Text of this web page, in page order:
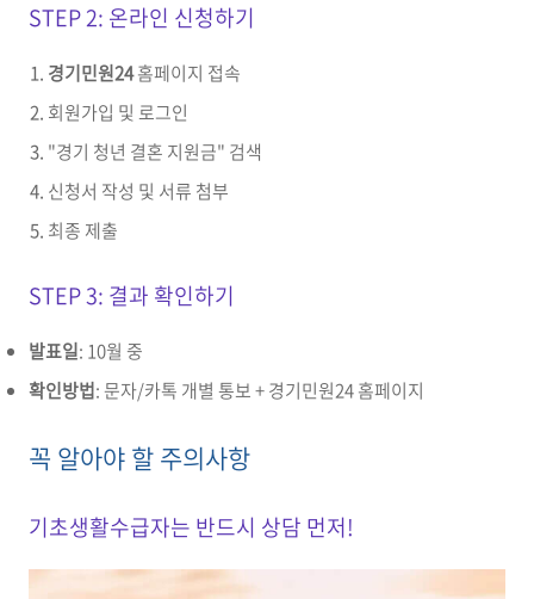
STEP 2: 온라인 신청하기
경기민원24홈페이지 접속
회원가입 및 로그인
"경기 청년 결혼 지원금" 검색
신청서 작성 및 서류 첨부
최종 제출
STEP 3: 결과 확인하기
발표일: 10월 중
확인방법: 문자/카톡 개별 통보 + 경기민원24 홈페이지
꼭 알아야 할 주의사항
기초생활수급자는 반드시 상담 먼저!